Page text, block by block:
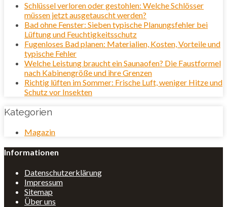
Schlüssel verloren oder gestohlen: Welche Schlösser
müssen jetzt ausgetauscht werden?
Bad ohne Fenster: Sieben typische Planungsfehler bei
Lüftung und Feuchtigkeitsschutz
Fugenloses Bad planen: Materialien, Kosten, Vorteile und
typische Fehler
Welche Leistung braucht ein Saunaofen? Die Faustformel
nach Kabinengröße und ihre Grenzen
Richtig lüften im Sommer: Frische Luft, weniger Hitze und
Schutz vor Insekten
Kategorien
Magazin
Informationen
Datenschutzerklärung
Impressum
Sitemap
Über uns